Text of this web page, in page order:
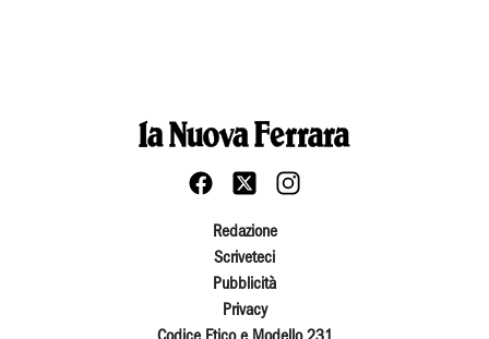
Redazione
Scriveteci
Pubblicità
Privacy